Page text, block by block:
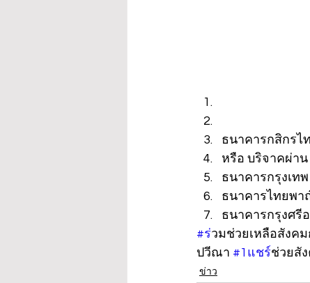
ธนาคารกสิกรไ
หรือ บริจาคผ่าน
ธนาคารกรุงเท
ธนาคารไทยพา
ธนาคารกรุงศรี
#รวมช่วยเหลือสังค
ปวีณา #1แชรช่วยสั
ข่าว